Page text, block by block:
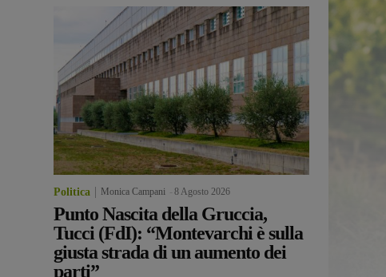
Politica Monica Campani 8 Agosto 2026
Punto Nascita della Gruccia,
Tucci (FdI): “Montevarchi è sulla
giusta strada di un aumento dei
parti”